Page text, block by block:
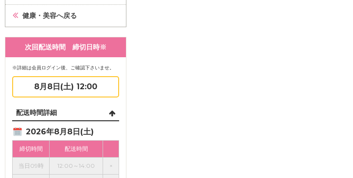
健康・美容へ戻る
次回配送時間 締切日時※
※詳細は会員ログイン後、ご確認下さいませ。
8月8日(土) 12:00
配送時間詳細
2026年8月8日(土)
締切時間 配送時間
当日09時 12:00～14:00 ×